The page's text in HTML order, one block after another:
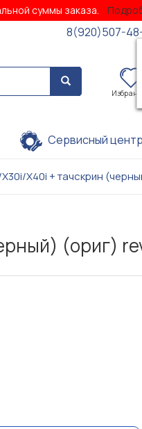
суммы заказа.
8(920)507-
Сервисный центр
X40i + тачскрин
(ориг)